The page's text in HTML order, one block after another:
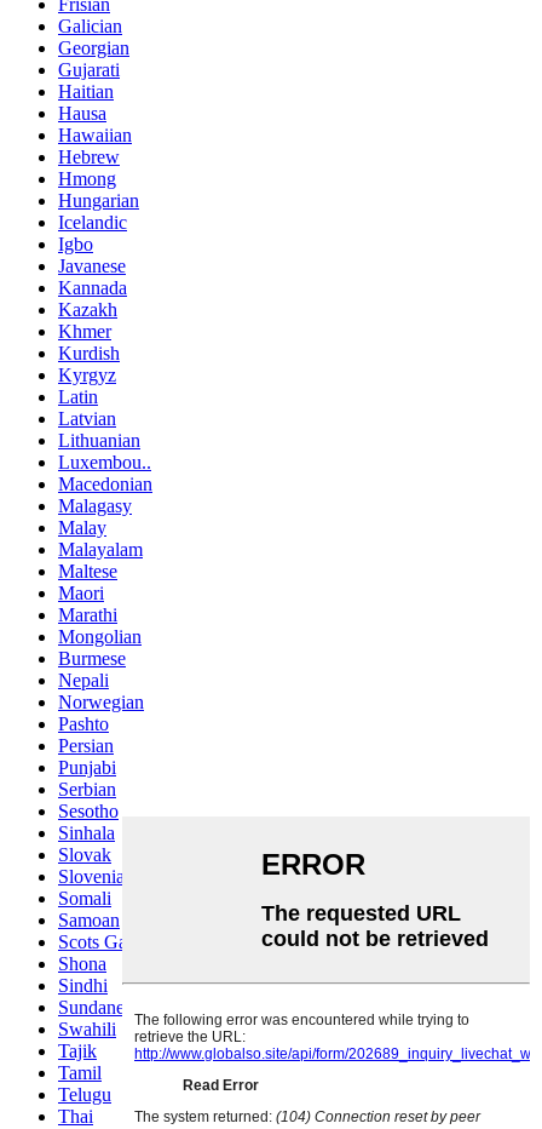
Frisian
Galician
Georgian
Gujarati
Haitian
Hausa
Hawaiian
Hebrew
Hmong
Hungarian
Icelandic
Igbo
Javanese
Kannada
Kazakh
Khmer
Kurdish
Kyrgyz
Latin
Latvian
Lithuanian
Luxembou..
Macedonian
Malagasy
Malay
Malayalam
Maltese
Maori
Marathi
Mongolian
Burmese
Nepali
Norwegian
Pashto
Persian
Punjabi
Serbian
Sesotho
Sinhala
Slovak
Slovenian
Somali
Samoan
Scots Gaelic
Shona
Sindhi
Sundanese
Swahili
Tajik
Tamil
Telugu
Thai